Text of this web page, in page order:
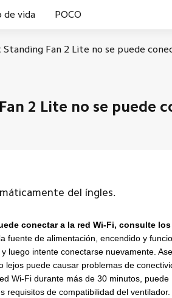
de vida POCO
Standing Fan 2 Lite no se puede
2 Lite no se puede
del íngles.
conectar a la red Wi-Fi, consulte
fuente de alimentación, encendido y
luego intente conectarse nuevamente.
puede causar problemas de
Wi-Fi durante más de 30 minutos,
requisitos de compatibilidad del